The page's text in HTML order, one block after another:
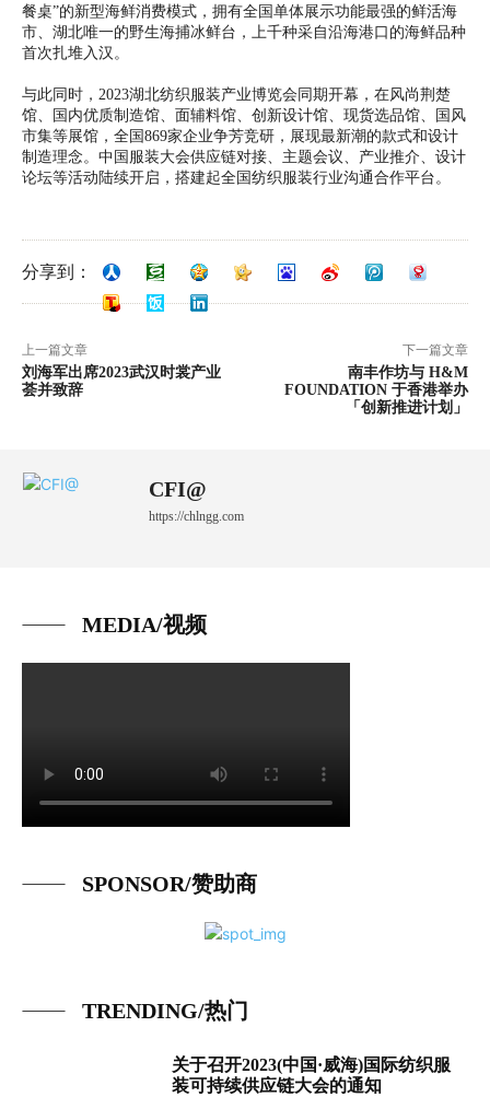
餐桌”的新型海鲜消费模式，拥有全国单体展示功能最强的鲜活海
市、湖北唯一的野生海捕冰鲜台，上千种采自沿海港口的海鲜品种
首次扎堆入汉。
与此同时，2023湖北纺织服装产业博览会同期开幕，在风尚荆楚
馆、国内优质制造馆、面辅料馆、创新设计馆、现货选品馆、国风
市集等展馆，全国869家企业争芳竞研，展现最新潮的款式和设计
制造理念。中国服装大会供应链对接、主题会议、产业推介、设计
论坛等活动陆续开启，搭建起全国纺织服装行业沟通合作平台。
分享到：
上一篇文章
刘海军出席2023武汉时裳产业
荟并致辞
下一篇文章
南丰作坊与 H&M
FOUNDATION 于香港举办
「创新推进计划」
CFI@
https://chlngg.com
MEDIA/视频
SPONSOR/赞助商
TRENDING/热门
关于召开2023(中国·威海)国际纺织服
装可持续供应链大会的通知